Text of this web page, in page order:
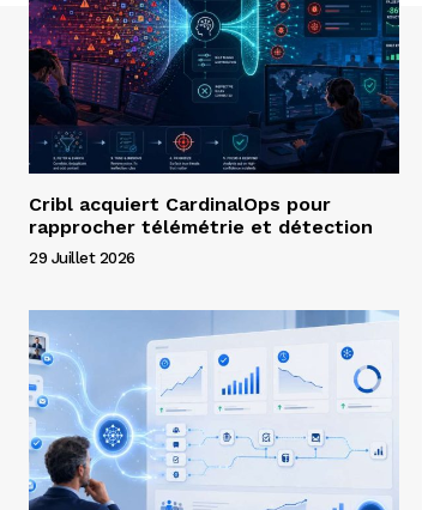
Cribl acquiert CardinalOps pour
rapprocher télémétrie et détection
29 Juillet 2026